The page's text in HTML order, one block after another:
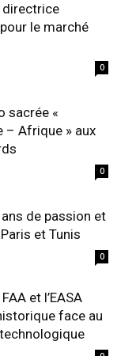
directrice
le marché
0
sacrée «
– Afrique » aux
0
de passion et
et Tunis
0
et l’EASA
face au